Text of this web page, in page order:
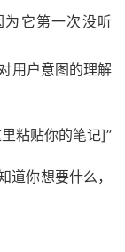
为它第一次没听
用户意图的理解
粘贴你的笔记]”
道你想要什么，